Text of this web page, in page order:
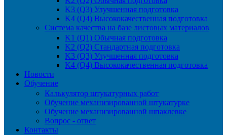
K3 (Q3) Улучшенная подготовка
K4 (Q4) Высококачественная подготовка
Система качества на базе листовых материалов
K1 (Q1) Обычная подготовка
K2 (Q2) Стандартная подготовка
K3 (Q3) Улучшенная подготовка
K4 (Q4) Высококачественная подготовка
Новости
Обучение
Калькулятор штукатурных работ
Обучение механизированной штукатурке
Обучение механизированной шпаклевке
Вопрос - ответ
Контакты